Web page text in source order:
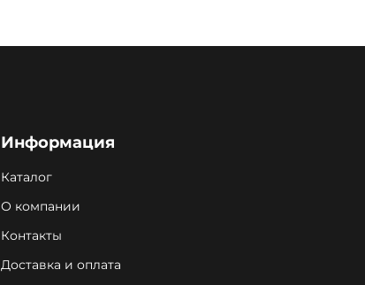
Информация
Каталог
О компании
Контакты
Доставка и оплата